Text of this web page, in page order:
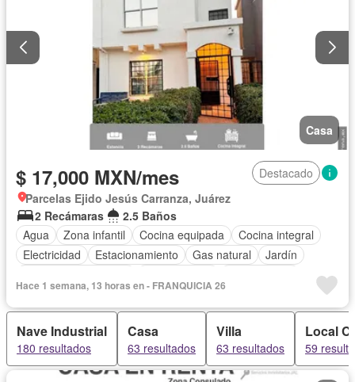
Casa
$ 17,000 MXN/mes
Destacado
Parcelas Ejido Jesús Carranza, Juárez
2 Recámaras
2.5 Baños
Agua
Zona infantil Cocina equipada
Cocina integral
Electricidad
Estacionamiento Gas natural
Jardín
Hace 1 semana, 13 horas en - FRANQUICIA 26
Nave Industrial
180 resultados
Casa
63 resultados
Villa
63 resultados
Local
59